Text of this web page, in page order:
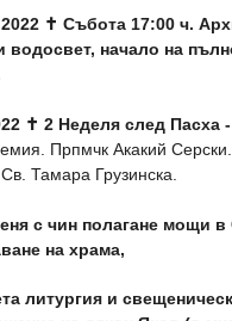
✝ Събота 17:00 ч.
водосвет, начало на
✝ 2 Неделя след Пасха
Прпмчк Акакий
Тамара Грузинска.
с чин полагане мощи в
на храма,
литургия и